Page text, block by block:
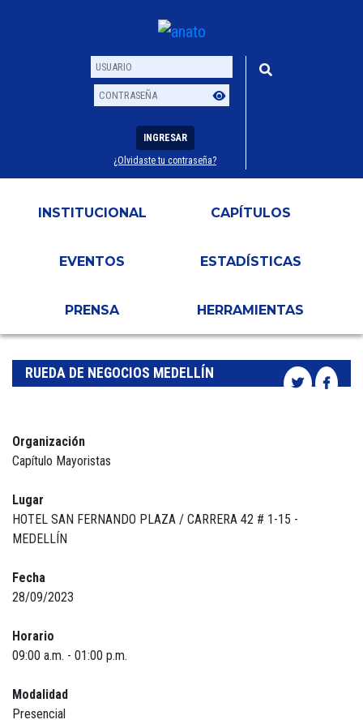
Usuario
Contraseña
INGRESAR
¿Olvidaste tu contraseña?
INSTITUCIONAL CAPÍTULOS
EVENTOS ESTADÍSTICAS
PRENSA HERRAMIENTAS
RUEDA DE NEGOCIOS MEDELLÍN
Organización
Capítulo Mayoristas
Lugar
HOTEL SAN FERNANDO PLAZA / CARRERA 42 # 1-15 -
MEDELLÍN
Fecha
28/09/2023
Horario
09:00 a.m. - 01:00 p.m.
Modalidad
Presencial